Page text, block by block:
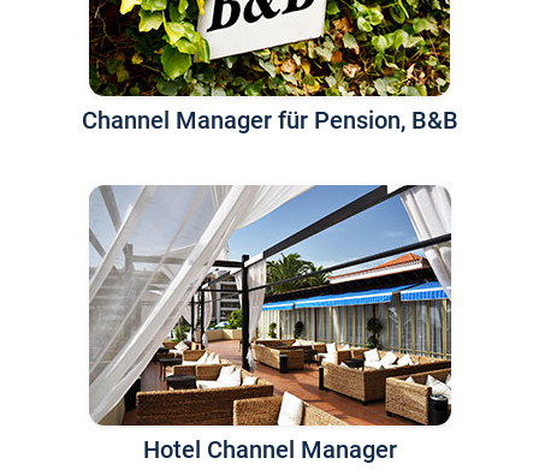
Channel Manager für Pension, B&B
Hotel Channel Manager